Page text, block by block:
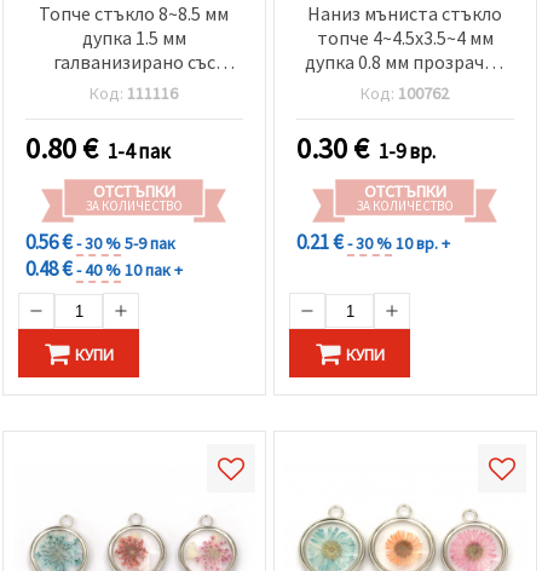
Топче стъкло 8~8.5 мм
дупка 1.5 мм
галванизирано със
златна нишка -5 броя
Код: 111116
0.80€ 1-4 пак
ОТСТЪПКИ
ЗА КОЛИЧЕСТВО
0.56 €- 30 %5-9 пак
0.48 €- 40 %10 пак +
КУПИ
Наниз мъниста стъкло
топче 4~4.5x3.5~4 мм
дупка 0.8 мм прозрачно
~80 броя
Код: 100762
0.30€ 1-9 вр.
ОТСТЪПКИ
ЗА КОЛИЧЕСТВО
0.21 €- 30 %10 вр. +
КУПИ